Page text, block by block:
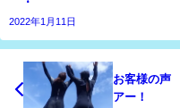
2022年1月11日
お客様の声
アー！